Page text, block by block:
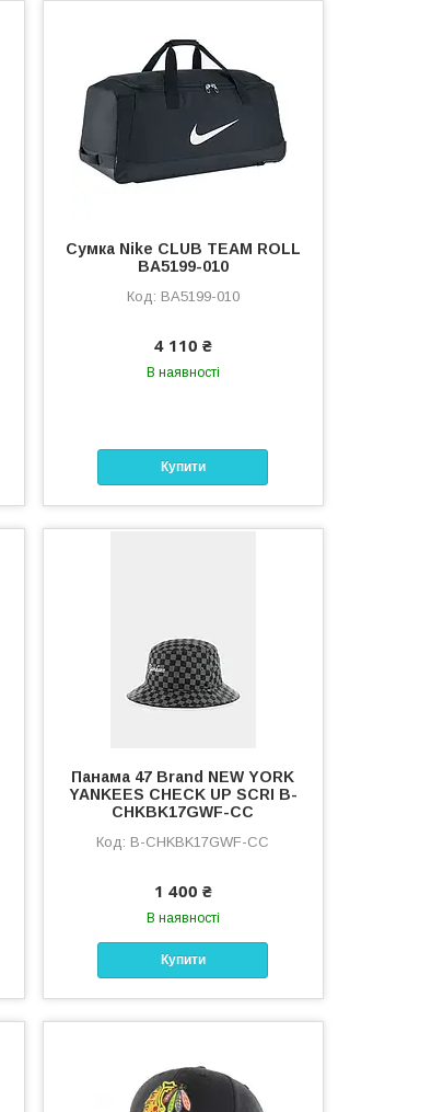
Сумка Nike CLUB TEAM ROLL
BA5199-010
BA5199-010
4 110 ₴
В наявності
Купити
Панама 47 Brand NEW YORK
YANKEES CHECK UP SCRI B-
CHKBK17GWF-CC
B-CHKBK17GWF-CC
1 400 ₴
В наявності
Купити